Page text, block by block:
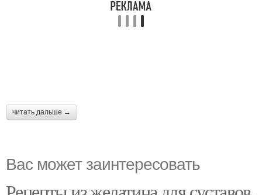
читать дальше →
Вас может заинтересовать